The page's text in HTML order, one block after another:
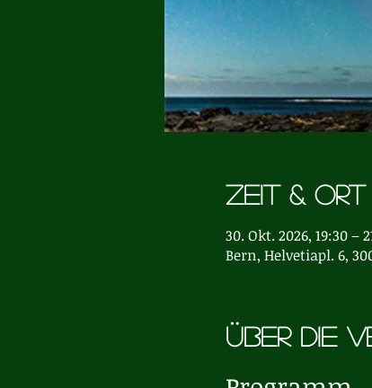
Zeit & Ort
30. Okt. 2026, 19:30 –
Bern, Helvetiapl. 6,
Über die